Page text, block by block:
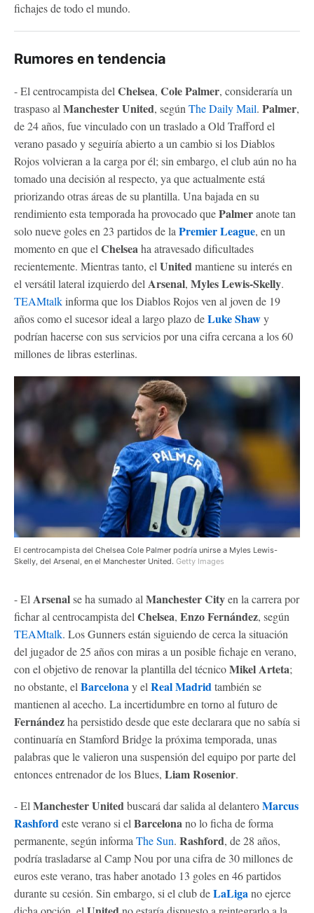
fichajes de todo el mundo.
Rumores en tendencia
- El centrocampista del Chelsea, Cole Palmer, consideraría un
traspaso al Manchester United, según The Daily Mail. Palmer,
de 24 años, fue vinculado con un traslado a Old Trafford el
verano pasado y seguiría abierto a un cambio si los Diablos
Rojos volvieran a la carga por él; sin embargo, el club aún no ha
tomado una decisión al respecto, ya que actualmente está
priorizando otras áreas de su plantilla. Una bajada en su
rendimiento esta temporada ha provocado quePalmeranote tan
solo nueve goles en 23 partidos de la Premier League, en un
momento en que el Chelseaha atravesado dificultades
recientemente. Mientras tanto, el Unitedmantiene su interés en
el versátil lateral izquierdo del Arsenal, Myles Lewis-Skelly.
TEAMtalkinforma que los Diablos Rojos ven al joven de 19
años como el sucesor ideal a largo plazo deLuke Shawy
podrían hacerse con sus servicios por una cifra cercana a los 60
millones de libras esterlinas.
El centrocampista del Chelsea Cole Palmer podría unirse a Myles Lewis-
Skelly, del Arsenal, en el Manchester United. Getty Images
- El Arsenalse ha sumado al Manchester Cityen la carrera por
fichar al centrocampista del Chelsea, Enzo Fernández, según
TEAMtalk. Los Gunners están siguiendo de cerca la situación
del jugador de 25 años con miras a un posible fichaje en verano,
con el objetivo de renovar la plantilla del técnicoMikel Arteta;
no obstante, el Barcelonay el Real Madridtambién se
mantienen al acecho. La incertidumbre en torno al futuro de
Fernándezha persistido desde que este declarara que no sabía si
continuaría en Stamford Bridge la próxima temporada, unas
palabras que le valieron una suspensión del equipo por parte del
entonces entrenador de los Blues, Liam Rosenior.
- El Manchester Unitedbuscará dar salida al delanteroMarcus
Rashfordeste verano si el Barcelonano lo ficha de forma
permanente, según informa The Sun. Rashford, de 28 años,
podría trasladarse al Camp Nou por una cifra de 30 millones de
euros este verano, tras haber anotado 13 goles en 46 partidos
durante su cesión. Sin embargo, si el club deLaLigano ejerce